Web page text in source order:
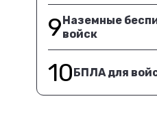
9Наземные
войск
10БПЛА для